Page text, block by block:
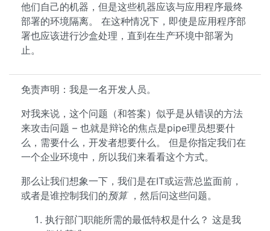
他们自己的机器，但是这些机器应该与应用程序最终
部署的环境隔离。 在这种情况下，即使是应用程序部
署也应该进行沙盒处理，直到在生产环境中部署为
止。
免责声明：我是一名开发人员。
对我来说，这个问题（和答案）似乎是从错误的方法
来攻击问题 – 也就是辩论的焦点是pipe理员想要什
么，需要什么，开发者想要什么。 但是你指定我们在
一个企业环境中，所以我们来看看这个方式。
那么让我们想象一下，我们是在IT或运营总监面前，
或者是谁控制我们的预算，然后问这些问题。
执行部门职能所需的最低特权是什么？ 这是我